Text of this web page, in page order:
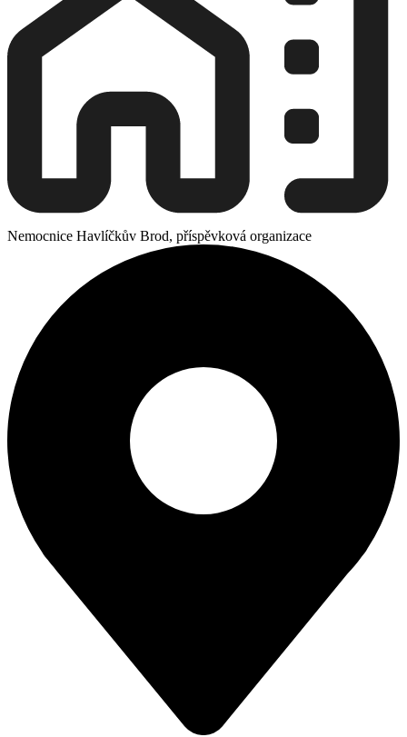
Nemocnice Havlíčkův Brod, příspěvková organizace